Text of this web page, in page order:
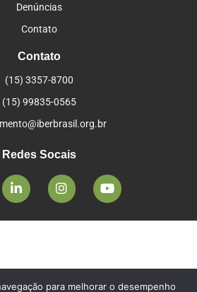
Denúncias
Contato
Contato
(15) 3357-8700
(15) 99835-0565
Redes Socais
para melhorar o desempenho